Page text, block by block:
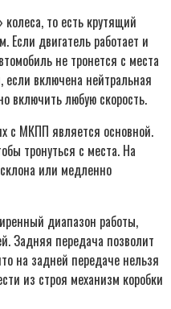
то есть крутящий
Если двигатель работает и
не тронется с места
включена нейтральная
включить любую скорость.
с МКПП является основной.
тронуться с места. На
или медленно
диапазон работы,
Задняя передача позволит
на задней передаче нельзя
из строя механизм коробки